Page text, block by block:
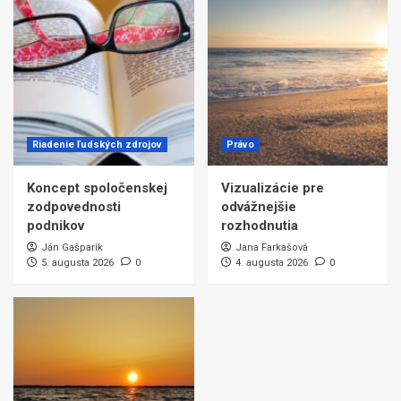
Riadenie ľudských zdrojov
Koncept spoločenskej
zodpovednosti
podnikov
Ján Gašparík
5. augusta 2026
0
Právo
Vizualizácie pre
odvážnejšie
rozhodnutia
Jana Farkašová
4. augusta 2026
0